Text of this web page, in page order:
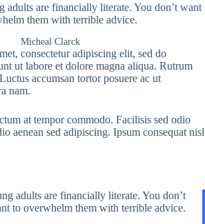
adults are financially literate. You don’t want
them with terrible advice.
Micheal Clarck
consectetur adipiscing elit, sed do
ut labore et dolore magna aliqua. Rutrum
accumsan tortor posuere ac ut
nam.
at tempor commodo. Facilisis sed odio
aenean sed adipiscing. Ipsum consequat nisl
adults are financially literate. You don’t
to overwhelm them with terrible advice.